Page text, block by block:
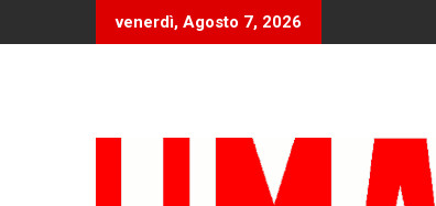
venerdì, Agosto 7, 2026